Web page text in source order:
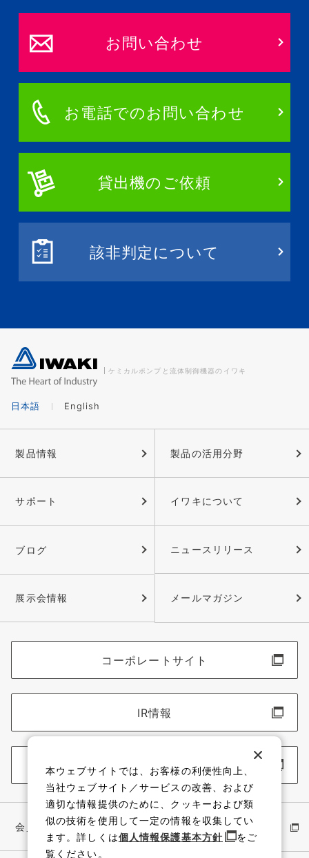
お問い合わせ
お電話でのお問い合わせ
貸出機のご依頼
該非判定について
ケミカルポンプと流体制御機器のイワキ
日本語 English
製品情報 製品の活用分野
サポート イワキについて
ブログ ニュースリリース
展示会情報 メールマガジン
コーポレートサイト
IR情報
採用情報
会員サイト イワキ公式 YouTube
本ウェブサイトでは、お客様の利便性向上、
当社ウェブサイト／サービスの改善、および
適切な情報提供のために、クッキーおよび類
似の技術を使用して一定の情報を収集してい
ます。詳しくは個人情報保護基本方針
をご
覧ください。